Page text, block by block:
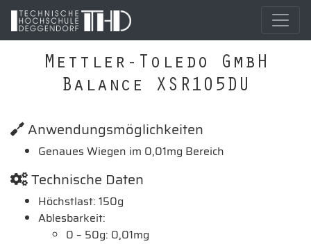
Mettler-Toledo GmbH
Balance XSR105DU
Anwendungsmöglichkeiten
Genaues Wiegen im 0,01mg Bereich
Technische Daten
Höchstlast: 150g
Ablesbarkeit:
0 – 50g: 0,01mg